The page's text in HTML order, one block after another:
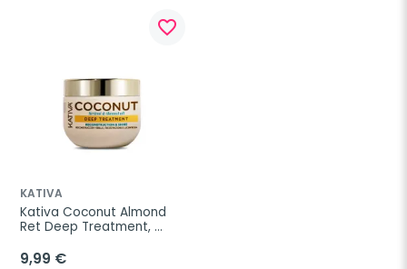
favorite_border
KATIVA
Kativa Coconut Almond
Ret Deep Treatment,
9,99 €